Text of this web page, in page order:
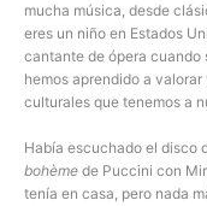
mucha música, desde
eres un niño en Estados
cantante de ópera cuando
hemos aprendido a
culturales que tenemos a
Había escuchado el disco
bohème de Puccini con
tenía en casa, pero nada